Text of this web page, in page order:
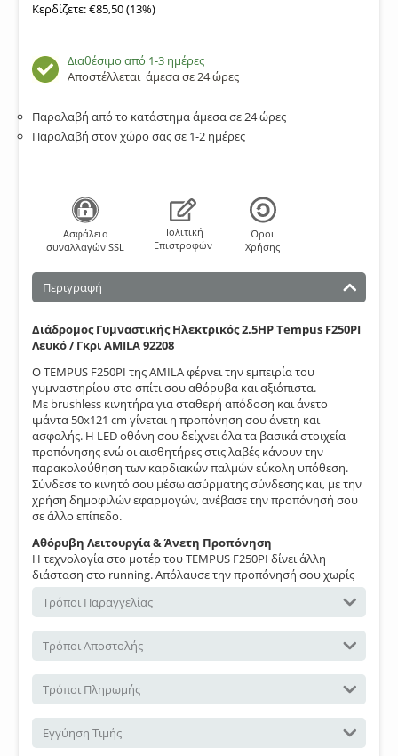
Κερδίζετε: €85,50(13%)
Διαθέσιμο από 1-3 ημέρες
Αποστέλλεται άμεσα σε 24 ώρες
Παραλαβή από το κατάστημα άμεσα σε 24 ώρες
Παραλαβή στον χώρο σας σε 1-2 ημέρες
Aσφάλεια
συναλλαγών SSL
Πολιτική
Επιστροφών
Όροι
Χρήσης
Περιγραφή
Διάδρομος Γυμναστικής Ηλεκτρικός 2.5HP Tempus F250PI
Λευκό / Γκρι AMILA 92208
Ο TEMPUS F250PI της AMILA φέρνει την εμπειρία του
γυμναστηρίου στο σπίτι σου αθόρυβα και αξιόπιστα.
Με brushless κινητήρα για σταθερή απόδοση και άνετο
ιμάντα 50x121 cm γίνεται η προπόνηση σου άνετη και
ασφαλής. Η LED οθόνη σου δείχνει όλα τα βασικά στοιχεία
προπόνησης ενώ οι αισθητήρες στις λαβές κάνουν την
παρακολούθηση των καρδιακών παλμών εύκολη υπόθεση.
Σύνδεσε το κινητό σου μέσω ασύρματης σύνδεσης και, με την
χρήση δημοφιλών εφαρμογών, ανέβασε την προπόνησή σου
σε άλλο επίπεδο.
Αθόρυβη Λειτουργία & Άνετη Προπόνηση
Η τεχνολογία στο μοτέρ του TEMPUS F250PI δίνει άλλη
διάσταση στο running. Απόλαυσε την προπόνησή σου χωρίς
ενοχλητικούς θορύβους. Το brushless μοτέρ 2,5 HP προσφέρει
σταθερή ισχύ και επιτρέπει μέγιστη ταχύτητα 16 km/h,
διατηρώντας το σπίτι σου ήσυχο και την εμπειρία σου
δυναμική. Με ηλεκτρικά ρυθμιζόμενη κλίση έως 10%, μεγάλο
ιμάντα τρεξίματος 50x121 cm και εξελιγμένο σύστημα
απορρόφησης κραδασμών γίνεται η προπόνηση σου άνετη,
ευκολή και ασφαλής ελαχιστοποιώντας τις πιθανότητες
τραυματισμών. Η επιλογή υλικών κατασκευής υψηλής
ποιότητας καθιστούν τον διάδρομο ιδανικό για χρήστη έως
120 Kg..
Τρόποι Παραγγελίας
Τρόποι Αποστολής
Τρόποι Πληρωμής
Εγγύηση Τιμής